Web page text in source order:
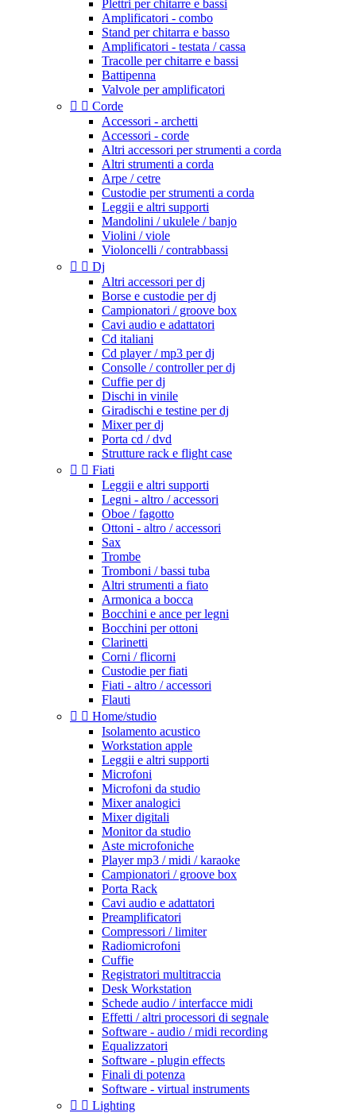
Plettri per chitarre e bassi
Amplificatori - combo
Stand per chitarra e basso
Amplificatori - testata / cassa
Tracolle per chitarre e bassi
Battipenna
Valvole per amplificatori
  Corde
Accessori - archetti
Accessori - corde
Altri accessori per strumenti a corda
Altri strumenti a corda
Arpe / cetre
Custodie per strumenti a corda
Leggii e altri supporti
Mandolini / ukulele / banjo
Violini / viole
Violoncelli / contrabbassi
  Dj
Altri accessori per dj
Borse e custodie per dj
Campionatori / groove box
Cavi audio e adattatori
Cd italiani
Cd player / mp3 per dj
Consolle / controller per dj
Cuffie per dj
Dischi in vinile
Giradischi e testine per dj
Mixer per dj
Porta cd / dvd
Strutture rack e flight case
  Fiati
Leggii e altri supporti
Legni - altro / accessori
Oboe / fagotto
Ottoni - altro / accessori
Sax
Trombe
Tromboni / bassi tuba
Altri strumenti a fiato
Armonica a bocca
Bocchini e ance per legni
Bocchini per ottoni
Clarinetti
Corni / flicorni
Custodie per fiati
Fiati - altro / accessori
Flauti
  Home/studio
Isolamento acustico
Workstation apple
Leggii e altri supporti
Microfoni
Microfoni da studio
Mixer analogici
Mixer digitali
Monitor da studio
Aste microfoniche
Player mp3 / midi / karaoke
Campionatori / groove box
Porta Rack
Cavi audio e adattatori
Preamplificatori
Compressori / limiter
Radiomicrofoni
Cuffie
Registratori multitraccia
Desk Workstation
Schede audio / interfacce midi
Effetti / altri processori di segnale
Software - audio / midi recording
Equalizzatori
Software - plugin effects
Finali di potenza
Software - virtual instruments
  Lighting